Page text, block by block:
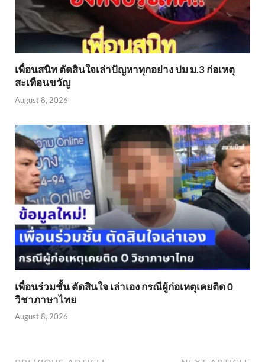
เพื่อนสนิท ตัดสินใจเล่าปัญหาทุกอย่าง ปม ม.3 ก่อเหตุ
สะเทือนขวัญ
August 8, 2026
เพื่อนร่วมชั้น ตัดสินใจ เล่าเอง กรณีผู้ก่อเหตุเคยติด 0
วิชาภาษาไทย
August 8, 2026